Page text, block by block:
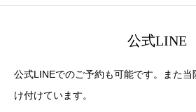
公式LINE
公式LINEでのご予約も可能です。また
け付けています。